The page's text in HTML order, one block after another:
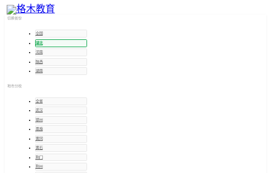
切换省份
全国
湖北
河南
陕西
湖南
地市分校
全省
武汉
鄂州
恩施
黄冈
黄石
荆门
荆州